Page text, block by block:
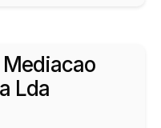
Lda